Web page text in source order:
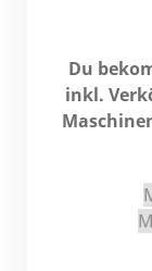
Du
inkl.